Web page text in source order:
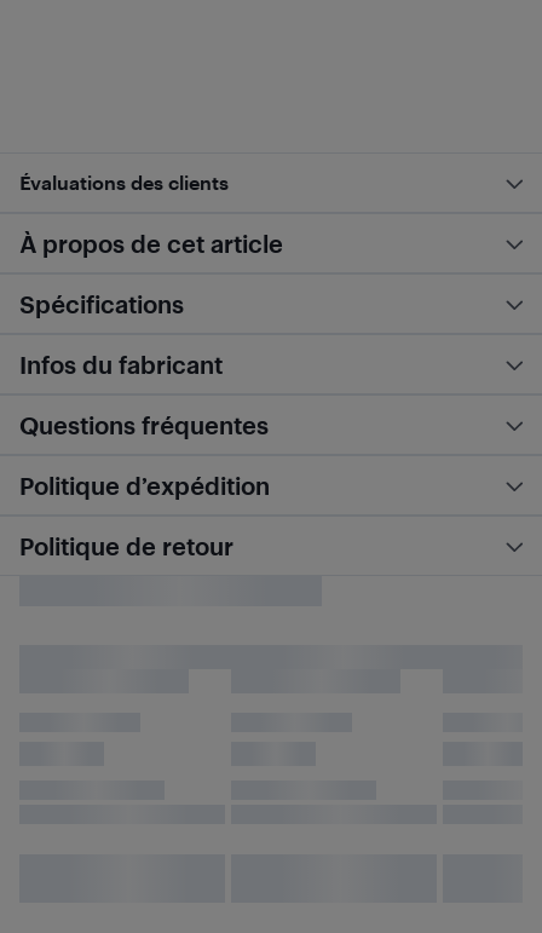
Évaluations des clients
À propos de cet article
Spécifications
Infos du fabricant
Questions fréquentes
Politique d’expédition
Politique de retour